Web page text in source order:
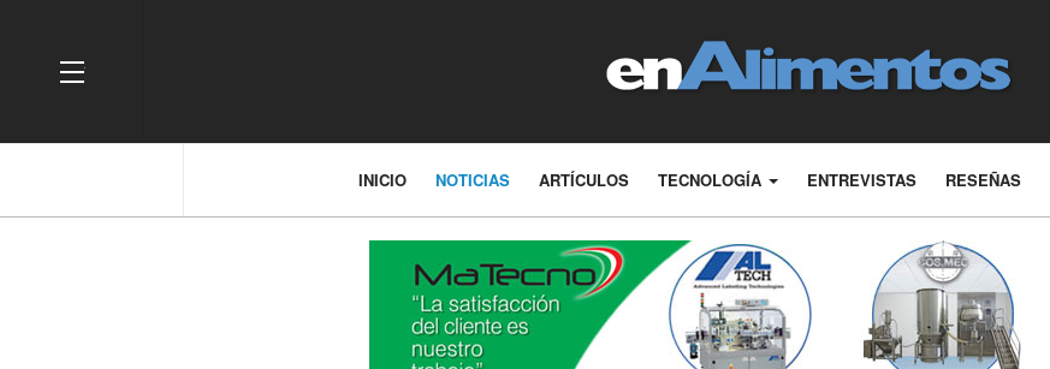
OFF CANVAS
INICIO NOTICIAS ARTÍCULOS TECNOLOGÍA ENTREVISTAS RESEÑAS